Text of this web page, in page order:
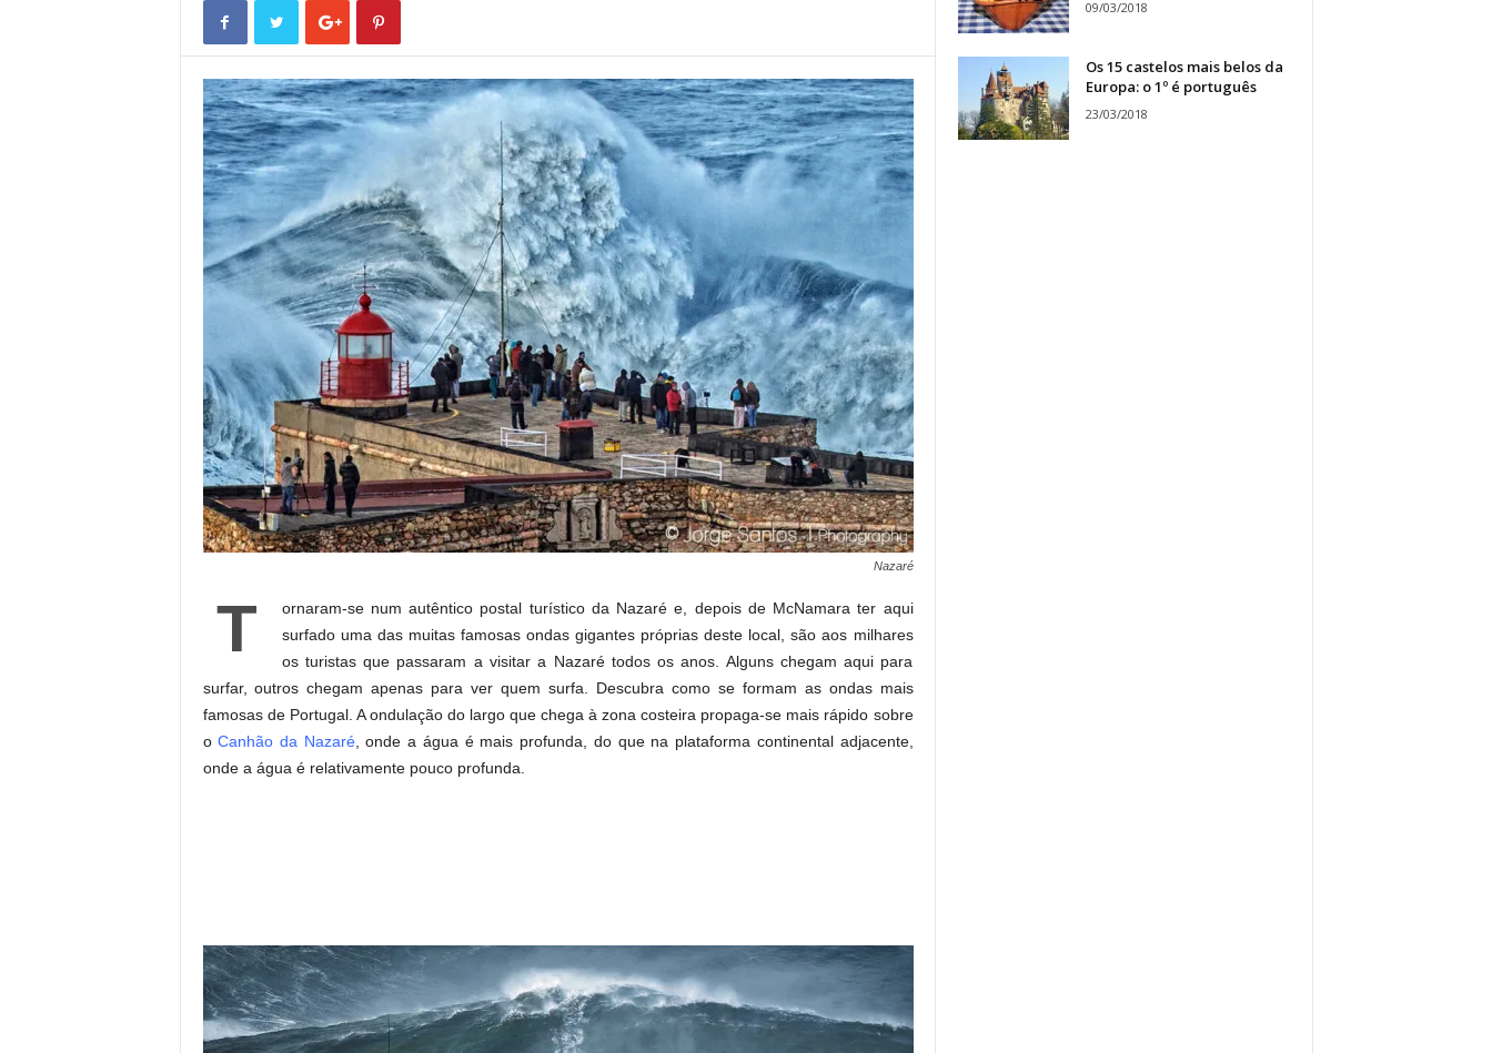
o
t
g
a
l
Nazaré
T
ornaram-se num autêntico postal turístico da Nazaré e, depois de McNamara ter aqui
surfado uma das muitas famosas ondas gigantes próprias deste local, são aos milhares
os turistas que passaram a visitar a Nazaré todos os anos. Alguns chegam aqui para
surfar, outros chegam apenas para ver quem surfa. Descubra como se formam as ondas mais
famosas de Portugal. A ondulação do largo que chega à zona costeira propaga-se mais rápido sobre
oCanhão da Nazaré, onde a água é mais profunda, do que na plataforma continental adjacente,
onde a água é relativamente pouco profunda.
09/03/2018
Os 15 castelos mais belos da
Europa: o 1º é português
23/03/2018